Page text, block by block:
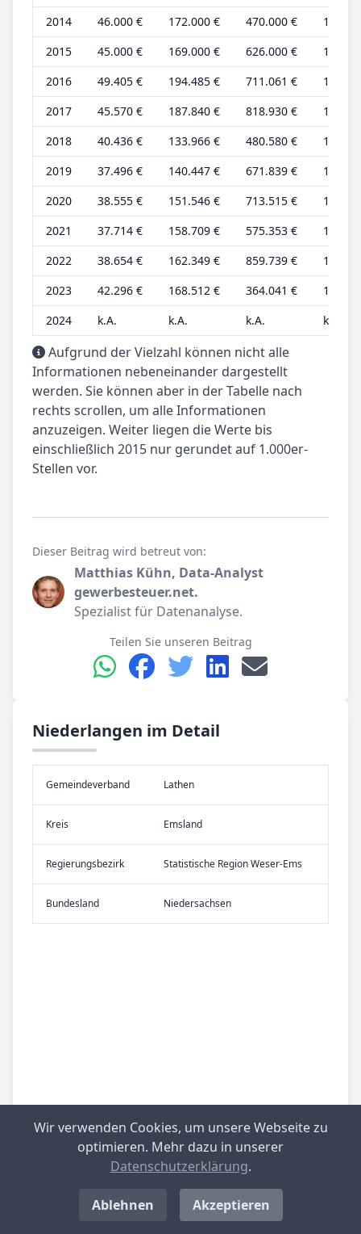
2014
46.000 € 172.000 € 470.000 €
2015
45.000 € 169.000 € 626.000 €
2016
49.405 € 194.485 € 711.061 €
2017
45.570 € 187.840 € 818.930 €
2018
40.436 € 133.966 € 480.580 €
2019
37.496 € 140.447 € 671.839 €
2020
38.555 € 151.546 € 713.515 €
2021
37.714 € 158.709 € 575.353 €
2022
38.654 € 162.349 € 859.739 €
2023
42.296 € 168.512 € 364.041 €
2024
k.A. k.A. k.A. k.A.
Aufgrund der Vielzahl können nicht alle
Informationen nebeneinander dargestellt
werden. Sie können aber in der Tabelle nach
rechts scrollen, um alle Informationen
anzuzeigen. Weiter liegen die Werte bis
einschließlich 2015 nur gerundet auf 1.000er-
Stellen vor.
Dieser Beitrag wird betreut von:
Matthias Kühn, Data-Analyst
gewerbesteuer.net.
Spezialist für Datenanalyse.
Teilen Sie unseren Beitrag
Niederlangen im Detail
Gemeinde­verband Lathen
Kreis Emsland
Re­gier­ungs­bezirk Statistische Region Weser-Ems
Bundes­land Niedersachsen
gering besiedelt
Wir verwenden Cookies, um unsere Webseite zu
optimieren. Mehr dazu in unserer
Datenschutzerklärung.
Ablehnen Akzeptieren